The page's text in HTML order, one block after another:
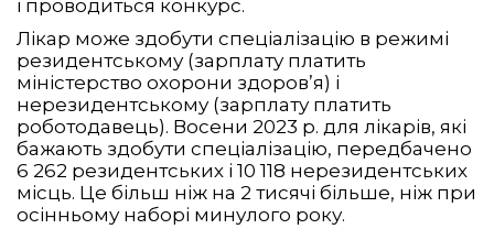
і проводиться конкурс.
Лікар може здобути спеціалізацію в режимі
резидентському (зарплату платить
міністерство охорони здоров’я) і
нерезидентському (зарплату платить
роботодавець). Восени 2023 р. для лікарів, які
бажають здобути спеціалізацію, передбачено
6 262 резидентських і 10 118 нерезидентських
місць. Це більш ніж на 2 тисячі більше, ніж при
осінньому наборі минулого року.